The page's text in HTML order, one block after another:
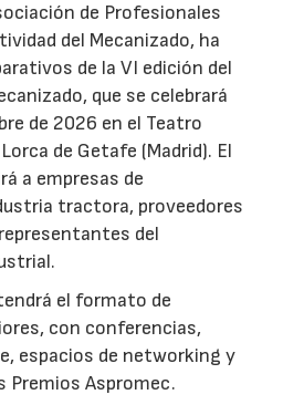
de Profesionales
del Mecanizado, ha
de la VI edición del
que se celebrará
de 2026 en el Teatro
de Getafe (Madrid). El
a empresas de
tractora, proveedores
del
el formato de
con conferencias,
espacios de networking y
Premios Aspromec.